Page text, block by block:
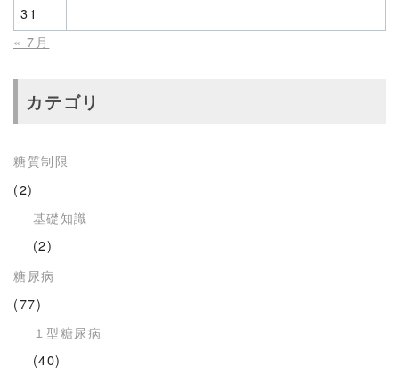
31
« 7月
カテゴリ
糖質制限
(2)
基礎知識
(2)
糖尿病
(77)
１型糖尿病
(40)